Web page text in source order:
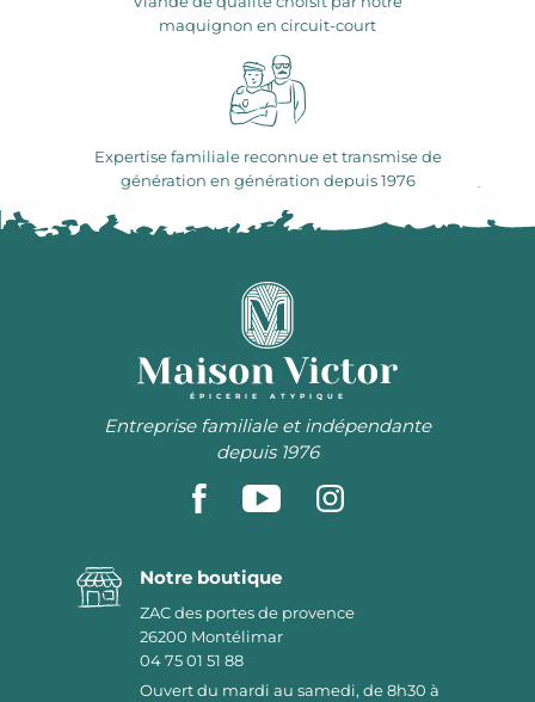
maquignon en circuit-court
Expertise familiale reconnue et transmise de
génération en génération depuis 1976
ÉPICERIE ATYPIQUE
Entreprise familiale et indépendante
depuis 1976
Notre boutique
ZAC des portes de provence
26200 Montélimar
04 75 01 51 88
Ouvert du mardi au samedi, de 8h30 à